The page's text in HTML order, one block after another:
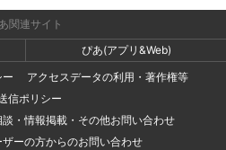
関連サイト
ぴあ(アプリ&Web)
アクセスデータの利用・著作権等
信ポリシー
・情報掲載・その他お問い合わせ
ーの方からのお問い合わせ